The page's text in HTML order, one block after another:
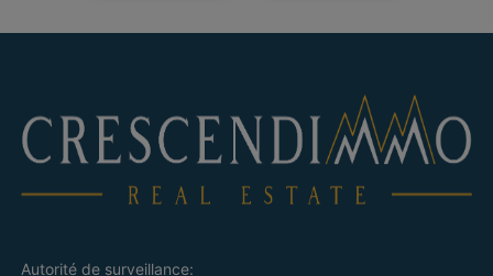
Autorité de surveillance: